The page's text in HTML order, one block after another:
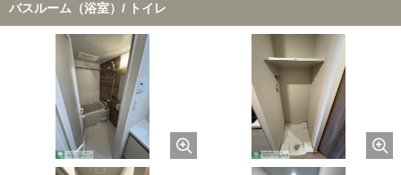
バスルーム（浴室）/ トイレ